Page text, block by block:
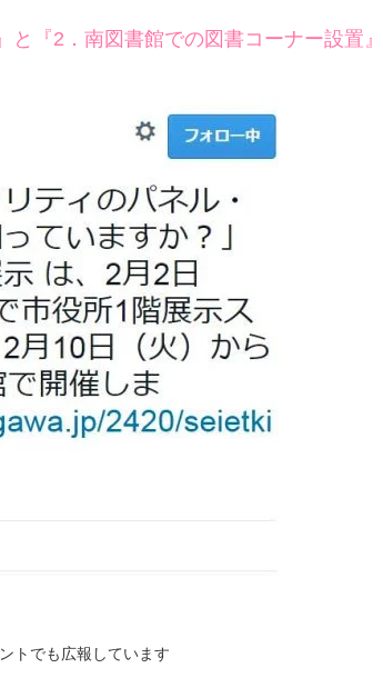
と『2．南図書館での図書コーナー設置』
トでも広報しています